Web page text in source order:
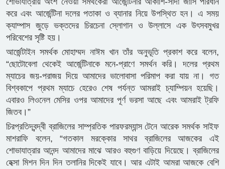
করে এবং আর্জেন্টিনা দলের পতাকা ও ব্যানার নিয়ে উপস্থিত হন। এ সময়
ক্যাম্পাস জুড়ে ভক্তদের চিরচেনা স্লোগান ও উল্লাসে এক উৎসবমুখর
পরিবেশের সৃষ্টি হয়।
​আর্জেন্টাইন সমর্থক মোহাম্মদ নাঈম খান তাঁর অনুভূতি প্রকাশ করে বলেন,
“ছোটোবেলা থেকেই আর্জেন্টিনাকে মনে-প্রাণে সমর্থন করি। দলের প্রথম
ম্যাচের জয়-পরাজয় দিয়ে আমাদের ভালোবাসা পরিমাপ করা যায় না। গত
বিশ্বকাপে প্রথম ম্যাচে হেরেও শেষ পর্যন্ত আমরাই চ্যাম্পিয়ন হয়েছি।
এবারও লিওনেল মেসির ওপর আমাদের পূর্ণ ভরসা আছে এবং আমরাই ট্রফি
জিতব।”
​চিরপ্রতিদ্বন্দ্বী ব্রাজিলের সাম্প্রতিক পারফরম্যান্স টেনে আরেক সমর্থক সাইফ
মাশরাফি বলেন, “গতকাল মরক্কোর সাথর ব্রাজিলের আজকের এই
শোভাযাত্রার আনন্দ আমাদের মাঝে আরও বহুগুণ বাড়িয়ে দিয়েছে। ব্রাজিলের
হেক্সা মিশন দিন দিন তলানির দিকেই যাবে। আর এটাই আমরা আজকে বেশি